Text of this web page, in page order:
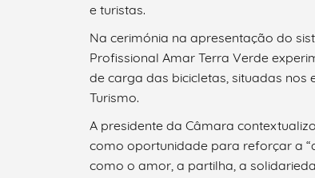
Termo de Pesquisa
e turistas.
Na cerimónia na apresentação do
Profissional Amar Terra Verde
de carga das bicicletas, situadas nos
Turismo.
A presidente da Câmara
como oportunidade para reforçar a
como o amor, a partilha, a